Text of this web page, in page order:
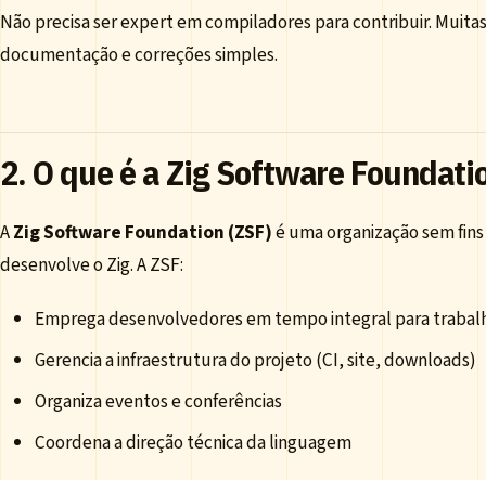
Não precisa ser expert em compiladores para contribuir.
documentação e correções simples.
2. O que é a Zig Software
AZig Software Foundation (ZSF)é uma organização sem
desenvolve o Zig. A ZSF:
Emprega desenvolvedores em tempo integral para
Gerencia a infraestrutura do projeto (CI, site, downloads)
Organiza eventos e conferências
Coordena a direção técnica da linguagem